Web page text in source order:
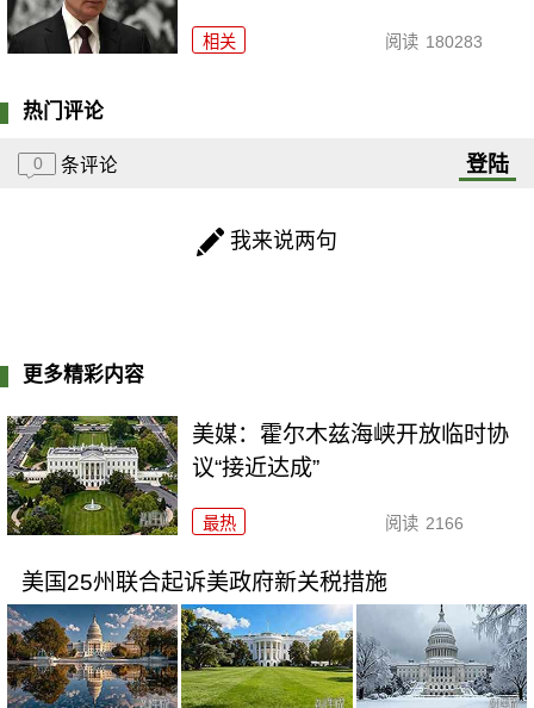
相关 阅读 180283
热门评论
0 条评论 登陆
我来说两句
更多精彩内容
美媒：霍尔木兹海峡开放临时协
议“接近达成”
最热 阅读 2166
美国25州联合起诉美政府新关税措施